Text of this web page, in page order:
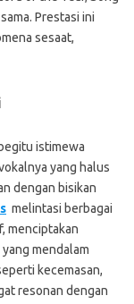
Prestasi ini
sesaat,
istimewa
yang halus
dengan bisikan
melintasi berbagai
menciptakan
mendalam
kecemasan,
resonan dengan